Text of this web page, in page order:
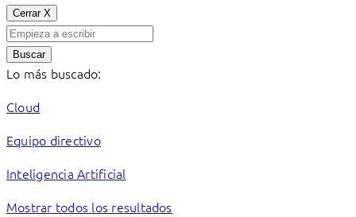
Cerrar X
Buscar
Lo más buscado:
Cloud
Equipo directivo
Inteligencia Artificial
Mostrar todos los resultados